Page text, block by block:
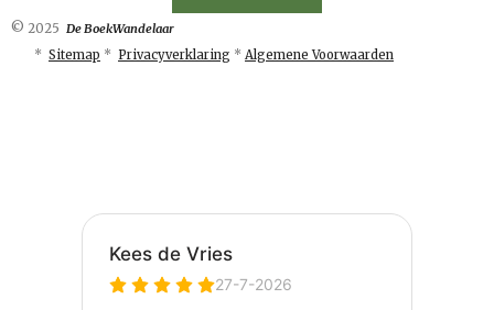
© 2025 De BoekWandelaar
* Sitemap * Privacyverklaring * Algemene Voorwaarden